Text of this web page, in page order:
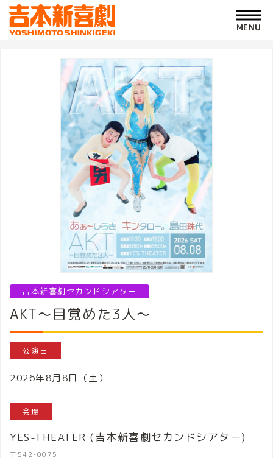
吉本新喜劇セカンドシアター
AKT～目覚めた3人～
公演日
2026年8月8日（土）
会場
YES-THEATER (吉本新喜劇セカンドシアター)
〒542-0075